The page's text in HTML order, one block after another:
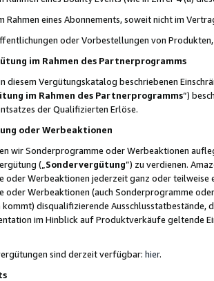
Rahmen eines Abonnements, soweit nicht im
oder Vorbestellungen von
im Rahmen des Partnerprogramms
diesem Vergütungskatalog beschriebenen
im Rahmen des Partnerprogramms“)
der Qualifizierten Erlöse.
oder Werbeaktionen
wir Sonderprogramme oder Werbeaktionen
(„ Sondervergütung”) zu verdienen.
oder Werbeaktionen jederzeit ganz oder
oder Werbeaktionen (auch Sonderprogramme
disqualifizierende Ausschlusstatbestände,
im Hinblick auf Produktverkäufe geltende
sind derzeit verfügbar: hier.